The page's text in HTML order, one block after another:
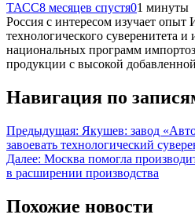
ТАСС8 месяцев спустя01 минуты
Россия с интересом изучает
технологического суверенитета и
национальных программ
продукции с высокой
Навигация по
Предыдущая: Якушев: завод
завоевать технологический
Далее: Москва помогла
в расширении производства
Похожие новости